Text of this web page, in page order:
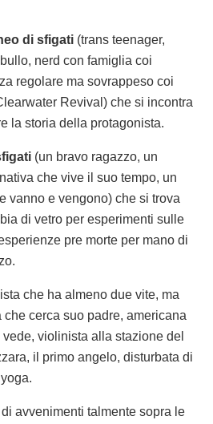
di sfigati (trans teenager,
nerd con famiglia coi
regolare ma sovrappeso coi
Revival) che si incontra
la storia della protagonista.
(un bravo ragazzo, un
che vive il suo tempo, un
vanno e vengono) che si trova
di vetro per esperimenti sulle
pre morte per mano di
che ha almeno due vite, ma
cerca suo padre, americana
violinista alla stazione del
il primo angelo, disturbata di
avvenimenti talmente sopra le